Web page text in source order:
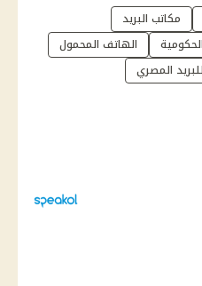
مكاتب البريد
الهاتف المحمول
المصري